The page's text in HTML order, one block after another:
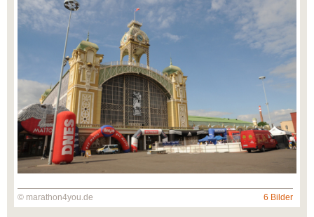
© marathon4you.de 6 Bilder